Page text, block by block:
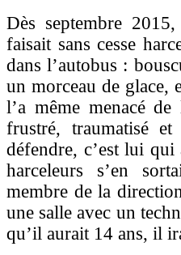
Dès septembre
faisait sans cesse
dans l’autobus :
un morceau de glace,
l’a même menacé
frustré, traumatisé
défendre, c’est lui qui
harceleurs s’en
membre de la
une salle avec un
qu’il aurait 14 ans, il